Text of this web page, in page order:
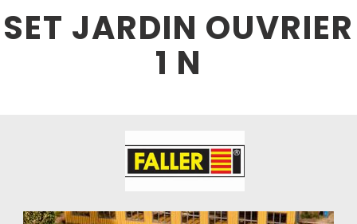
SET JARDIN OUVRIER
1 N